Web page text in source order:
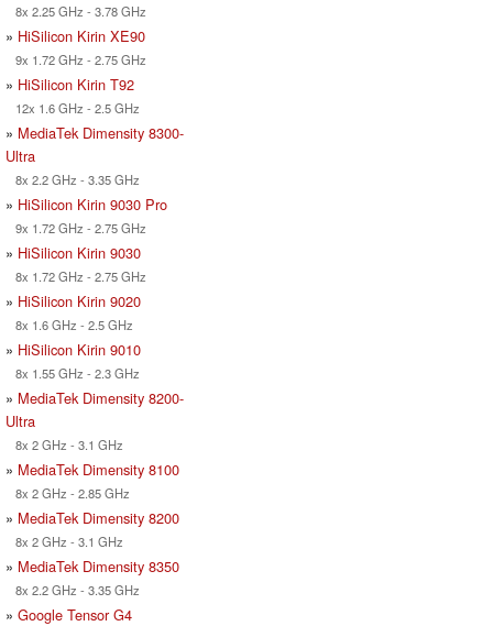
8x 2.25 GHz - 3.78 GHz
» HiSilicon Kirin XE90
9x 1.72 GHz - 2.75 GHz
» HiSilicon Kirin T92
12x 1.6 GHz - 2.5 GHz
» MediaTek Dimensity 8300-
Ultra
8x 2.2 GHz - 3.35 GHz
» HiSilicon Kirin 9030 Pro
9x 1.72 GHz - 2.75 GHz
» HiSilicon Kirin 9030
8x 1.72 GHz - 2.75 GHz
» HiSilicon Kirin 9020
8x 1.6 GHz - 2.5 GHz
» HiSilicon Kirin 9010
8x 1.55 GHz - 2.3 GHz
» MediaTek Dimensity 8200-
Ultra
8x 2 GHz - 3.1 GHz
» MediaTek Dimensity 8100
8x 2 GHz - 2.85 GHz
» MediaTek Dimensity 8200
8x 2 GHz - 3.1 GHz
» MediaTek Dimensity 8350
8x 2.2 GHz - 3.35 GHz
» Google Tensor G4